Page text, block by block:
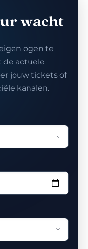
wacht
ogen te
de actuele
jouw tickets of
kanalen.